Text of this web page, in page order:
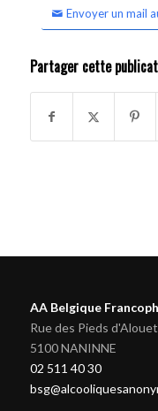
Envoyer un mail
Partager cette
AA Belgique
Rue des Pieds
5100 NANINNE
02 511 40 30